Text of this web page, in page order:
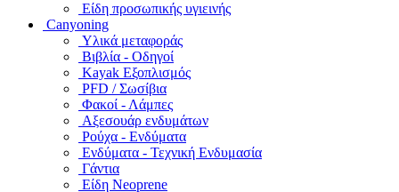
Είδη προσωπικής υγιεινής
Canyoning
Υλικά μεταφοράς
Βιβλία - Οδηγοί
Kayak Εξοπλισμός
PFD / Σωσίβια
Φακοί - Λάμπες
Αξεσουάρ ενδυμάτων
Ρούχα - Ενδύματα
Ενδύματα - Τεχνική Ενδυμασία
Γάντια
Είδη Neoprene